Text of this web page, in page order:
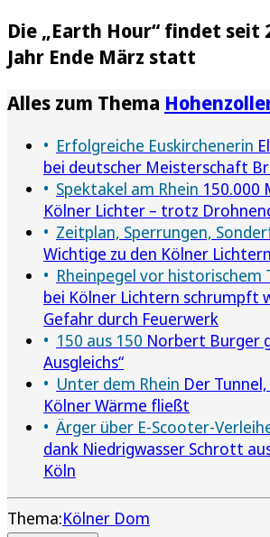
Die „Earth Hour“ findet seit
Jahr Ende März statt
Alles zum Thema
Erfolgreiche Euskirchenerin
bei deutscher Meisterschaft
Spektakel am Rhein 150.000
Kölner Lichter – trotz
Zeitplan, Sperrungen,
Wichtige zu den Kölner Lichtern
Rheinpegel vor historischem
bei Kölner Lichtern schrumpft
Gefahr durch Feuerwerk
150 aus 150 Norbert Burger
Ausgleichs“
Unter dem Rhein Der
Kölner Wärme fließt
Ärger über E-Scooter-
dank Niedrigwasser Schrott
Köln
Thema:Kölner Dom